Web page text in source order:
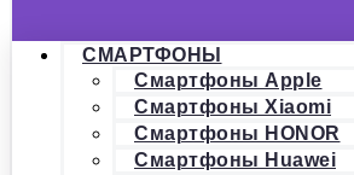
СМАРТФОНЫ
Смартфоны Apple
Смартфоны Xiaomi
Смартфоны HONOR
Смартфоны Huawei